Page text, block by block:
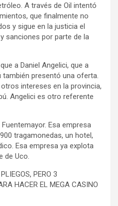
A través de Oil intentó
que finalmente no
y sigue en la justicia el
sanciones por parte de la
a Daniel Angelici, que a
también presentó una oferta.
intereses en la provincia,
Angelici es otro referente
Esa empresa
tragamonedas, un hotel,
Esa empresa ya explota
de Uco.
PERO 3
HACER EL MEGA CASINO